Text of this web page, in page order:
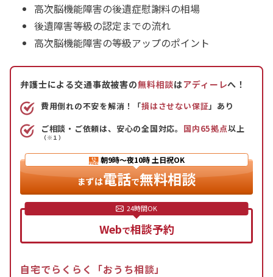
高次脳機能障害の後遺症慰謝料の相場
後遺障害等級の認定までの流れ
高次脳機能障害の等級アップのポイント
弁護士による交通事故被害の無料相談はアディーレへ！
費用倒れの不安を解消！「損はさせない保証」あり
ご相談・ご依頼は、安心の全国対応。 国内65拠点以上
（※１）
朝9時〜夜10時 土日祝OK
まずは電話で無料相談
Webで相談予約
自宅でらくらく「おうち相談」